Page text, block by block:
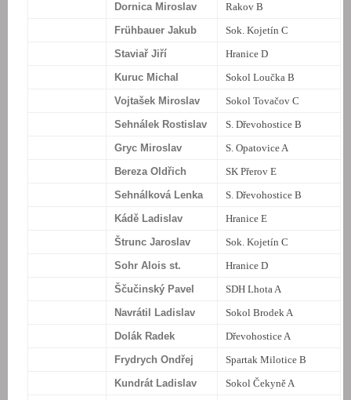
Dornica Miroslav
Rakov B
Frühbauer Jakub
Sok. Kojetín C
Staviař Jiří
Hranice D
Kuruc Michal
Sokol Loučka B
Vojtašek Miroslav
Sokol Tovačov C
Sehnálek Rostislav
S. Dřevohostice B
Gryc Miroslav
S. Opatovice A
Bereza Oldřich
SK Přerov E
Sehnálková Lenka
S. Dřevohostice B
Kádě Ladislav
Hranice E
Štrunc Jaroslav
Sok. Kojetín C
Sohr Alois st.
Hranice D
Ščučinský Pavel
SDH Lhota A
Navrátil Ladislav
Sokol Brodek A
Dolák Radek
Dřevohostice A
Frydrych Ondřej
Spartak Milotice B
Kundrát Ladislav
Sokol Čekyně A